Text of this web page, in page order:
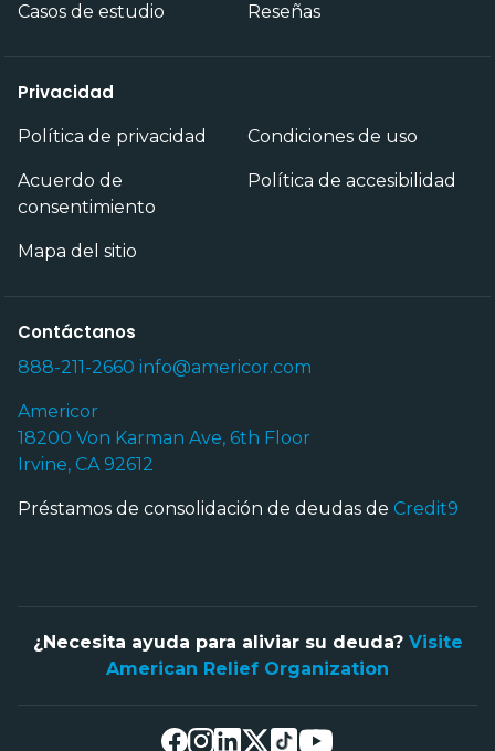
Casos de estudio Reseñas
Privacidad
Política de privacidad Condiciones de uso
Acuerdo de
consentimiento
Política de accesibilidad
Mapa del sitio
Contáctanos
888-211-2660 info@americor.com
Americor
18200 Von Karman Ave, 6th Floor
Irvine, CA 92612
Préstamos de consolidación de deudas de Credit9
¿Necesita ayuda para aliviar su deuda? Visite
American Relief Organization